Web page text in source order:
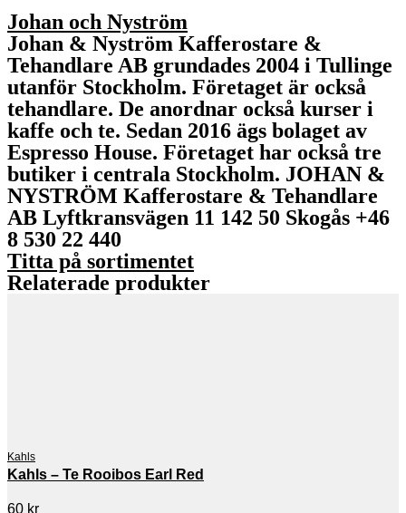
Johan och Nyström
Johan & Nyström Kafferostare &
Tehandlare AB grundades 2004 i Tullinge
utanför Stockholm. Företaget är också
tehandlare. De anordnar också kurser i
kaffe och te. Sedan 2016 ägs bolaget av
Espresso House. Företaget har också tre
butiker i centrala Stockholm. JOHAN &
NYSTRÖM Kafferostare & Tehandlare
AB Lyftkransvägen 11 142 50 Skogås +46
8 530 22 440
Titta på sortimentet
Relaterade produkter
Kahls
Kahls – Te Rooibos Earl Red
60 kr